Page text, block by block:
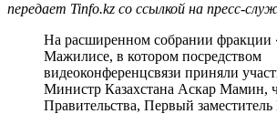
передает Tinfo.kz со ссылкой на пресс-
На расширенном собрании фракции
Мажилисе, в котором посредством
видеоконференцсвязи приняли
Министр Казахстана Аскар Мамин,
Правительства, Первый заместитель